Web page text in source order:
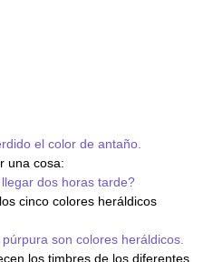
el color de antaño.
una cosa:
dos horas tarde?
cinco colores heráldicos
son colores heráldicos.
los timbres de los diferentes